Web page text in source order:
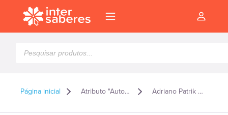
produtos
Página inicial Atributo "Autor" de produto Adriano Patrik Marmaczuk